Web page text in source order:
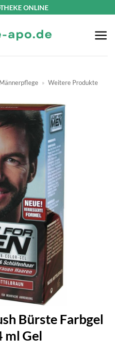
ONLINE
Männerpflege » Weitere Produkte
Bürste Farbgel
ml Gel